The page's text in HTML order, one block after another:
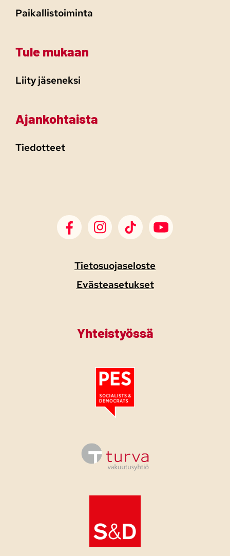
Paikallistoiminta
Tule mukaan
Liity jäseneksi
Ajankohtaista
Tiedotteet
SDP Facebook
SDP Instagram
SDP TikTokSDP Youtube
Tietosuojaseloste
Evästeasetukset
Yhteistyössä
Tutustu PES:n periaatejulistukseen